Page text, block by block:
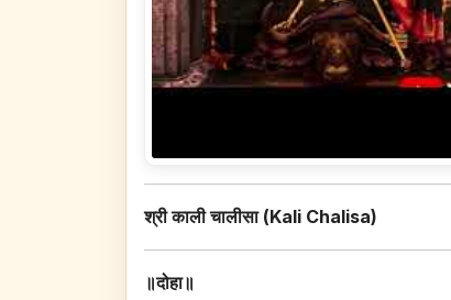
श्री काली चालीसा (Kali Chalisa)
॥दोहा॥